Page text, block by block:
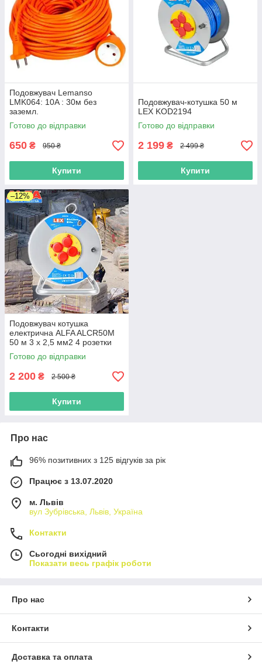
Подовжувач Lemanso
LMK064: 10A : 30м без
заземл.
Готово до відправки
650 ₴ 950 ₴
Купити
Подовжувач-котушка 50 м
LEX KOD2194
Готово до відправки
2 199 ₴ 2 499 ₴
Купити
–12%
Подовжувач котушка
електрична ALFA ALCR50M
50 м 3 x 2,5 мм2 4 розетки
Готово до відправки
2 200 ₴ 2 500 ₴
Купити
Про нас
96% позитивних з 125 відгуків за рік
Працює з 13.07.2020
м. Львів
вул Зубрівська, Львів, Україна
Контакти
Сьогодні вихідний
Показати весь графік роботи
Про нас
Контакти
Доставка та оплата